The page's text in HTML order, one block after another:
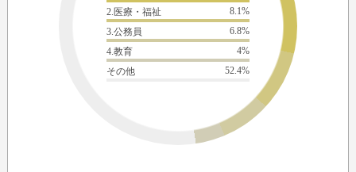
2.医療・福祉
8.1%
3.公務員
6.8%
4.教育
4%
その他
52.4%